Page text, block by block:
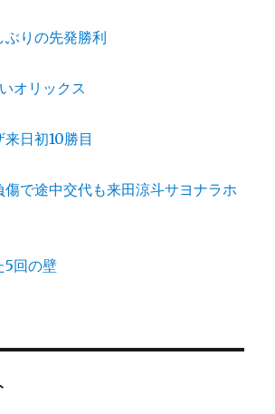
ぶりの先発勝利
オリックス
日初10勝目
傷で途中交代も来田涼斗サヨナラホ
5回の壁